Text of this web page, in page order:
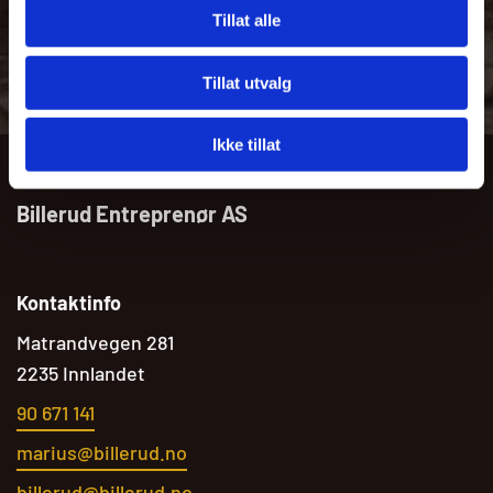
Tillat alle
Tillat utvalg
Ikke tillat
KONTAKT OSS
Billerud Entreprenør AS
Kontaktinfo
Matrandvegen 281
2235 Innlandet
90 671 141
marius@billerud.no